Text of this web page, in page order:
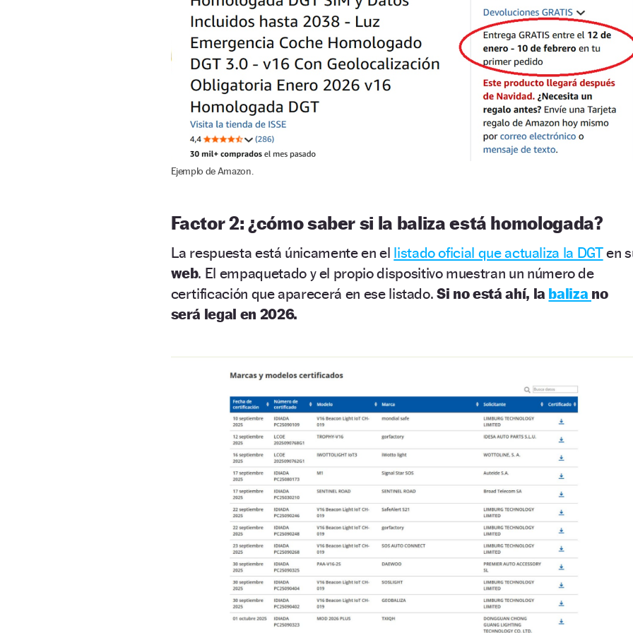
Ejemplo de Amazon.
Factor 2: ¿cómo saber si la baliza está homologada?
La respuesta está únicamente en el listado oficial que actualiza la DGTen
web. El empaquetado y el propio dispositivo muestran un número de
certificación que aparecerá en ese listado. Si no está ahí, la baliza no
será legal en 2026.